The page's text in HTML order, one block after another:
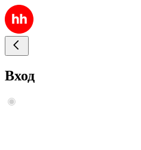
Вход